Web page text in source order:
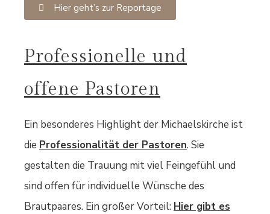
Hier geht’s zur Reportage
Professionelle und
offene Pastoren
Ein besonderes Highlight der Michaelskirche ist
die Professionalität der Pastoren. Sie
gestalten die Trauung mit viel Feingefühl und
sind offen für individuelle Wünsche des
Brautpaares. Ein großer Vorteil: Hier gibt es